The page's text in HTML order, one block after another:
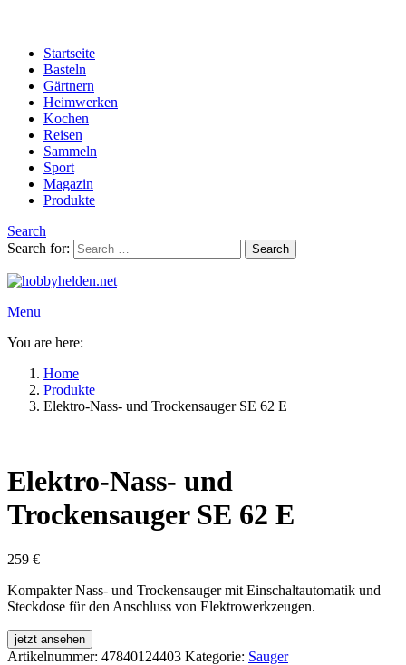
Startseite
Basteln
Gärtnern
Heimwerken
Kochen
Reisen
Sammeln
Sport
Magazin
Produkte
Search
Search for:
Search
Menu
You are here:
Home
Produkte
Elektro-Nass- und Trockensauger SE 62 E
Elektro-Nass- und
Trockensauger SE 62 E
259 €
Kompakter Nass- und Trockensauger mit Einschaltautomatik und
Steckdose für den Anschluss von Elektrowerkzeugen.
jetzt ansehen
Artikelnummer: 47840124403 Kategorie: Sauger